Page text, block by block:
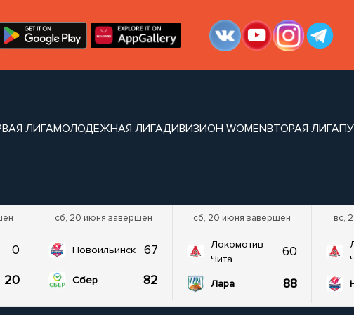
ЛИГАМОЛОДЕЖНАЯ ЛИГАДИВИЗИОН WOMENВТОРАЯ ЛИГА
0
20
сб, 20 июня завершен
Новоильинск 67
Сбер 82
сб, 20 июня завершен
Локомотив
Чита
60
Лара 88
вс,